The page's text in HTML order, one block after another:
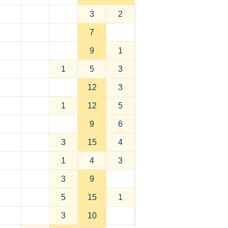
3 2
7
9 1
1 5 3
12 3
1 12 5
9 6
3 15 4
1 4 3
3 9
5 15 1
3 10